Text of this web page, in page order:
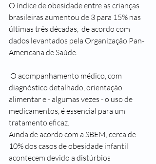
O índice de obesidade entre as crianças
brasileiras aumentou de 3 para 15% nas
últimas três décadas,  de acordo com
dados levantados pela Organização Pan-
Americana de Saúde.
diagnóstico detalhado, orientação
alimentar e - algumas vezes - o uso de
medicamentos, é essencial para um
tratamento eficaz.
Ainda de acordo com a SBEM, cerca de
10% dos casos de obesidade infantil
acontecem devido a distúrbios